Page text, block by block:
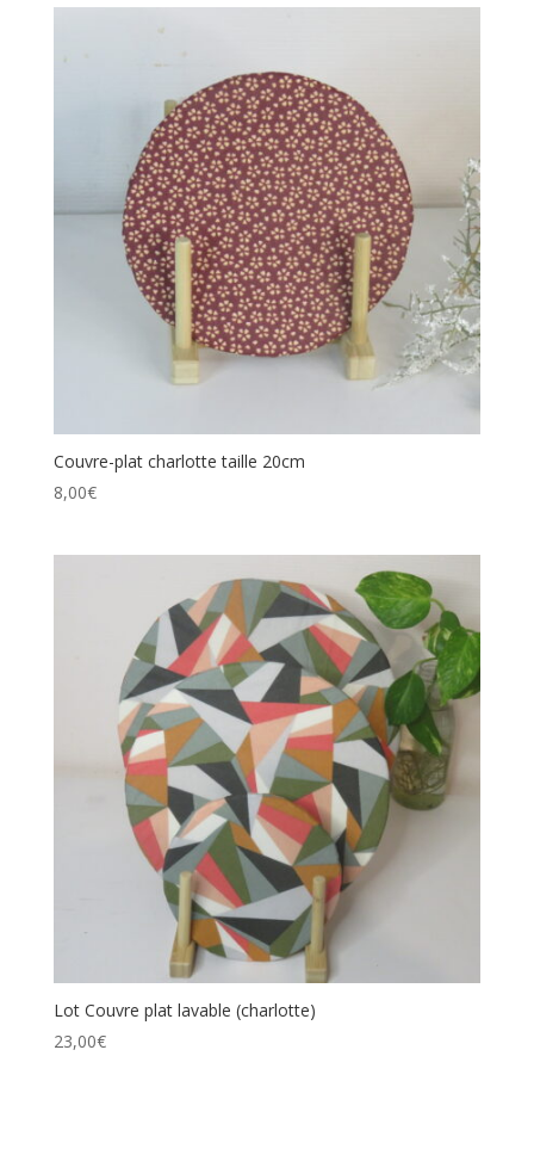
Couvre-plat charlotte taille 20cm
8,00€
Lot Couvre plat lavable (charlotte)
23,00€